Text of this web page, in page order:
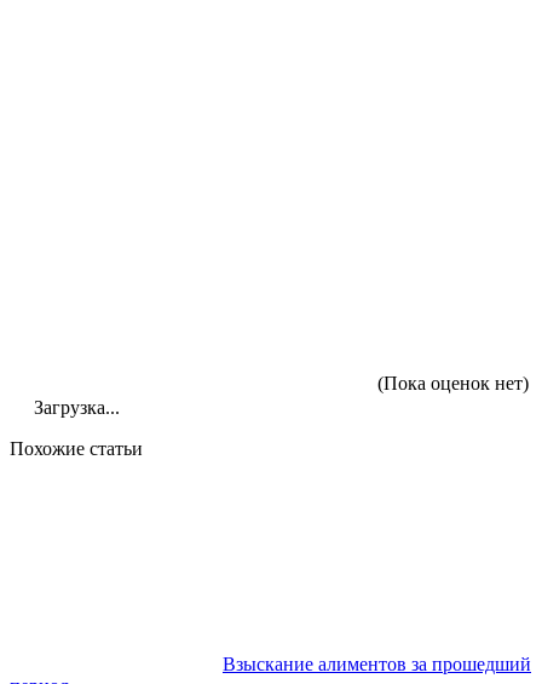
(Пока оценок нет)
Загрузка...
Похожие статьи
Взыскание алиментов за прошедший